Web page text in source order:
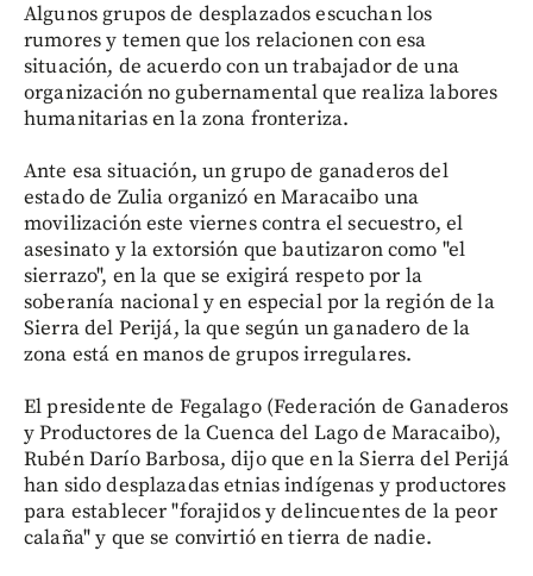
Algunos grupos de desplazados escuchan los
rumores y temen que los relacionen con esa
situación, de acuerdo con un trabajador de una
organización no gubernamental que realiza labores
humanitarias en la zona fronteriza.
Ante esa situación, un grupo de ganaderos del
estado de Zulia organizó en Maracaibo una
movilización este viernes contra el secuestro, el
asesinato y la extorsión que bautizaron como "el
sierrazo", en la que se exigirá respeto por la
soberanía nacional y en especial por la región de la
Sierra del Perijá, la que según un ganadero de la
zona está en manos de grupos irregulares.
El presidente de Fegalago (Federación de Ganaderos
y Productores de la Cuenca del Lago de Maracaibo),
Rubén Darío Barbosa, dijo que en la Sierra del Perijá
han sido desplazadas etnias indígenas y productores
para establecer "forajidos y delincuentes de la peor
calaña" y que se convirtió en tierra de nadie.